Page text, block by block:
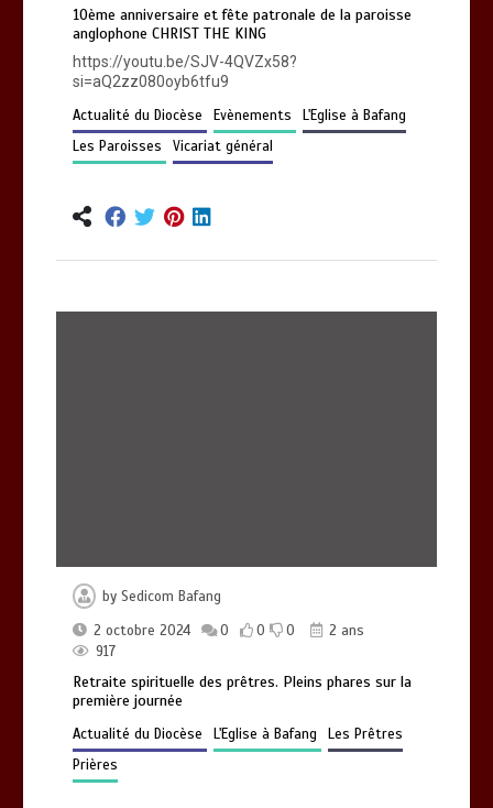
10ème anniversaire et fête patronale de la paroisse
anglophone CHRIST THE KING
https://youtu.be/SJV-4QVZx58?
si=aQ2zz080oyb6tfu9
Actualité du Diocèse
Evènements
L'Eglise à Bafang
Les Paroisses
Vicariat général
bySedicom Bafang
2 octobre 2024
0 0 0
2 ans
917
Retraite spirituelle des prêtres. Pleins phares sur la
première journée
Actualité du Diocèse L'Eglise à Bafang
Les Prêtres
Prières